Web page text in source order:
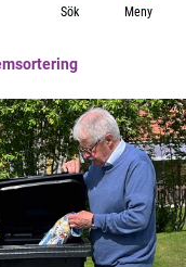
Sök Meny